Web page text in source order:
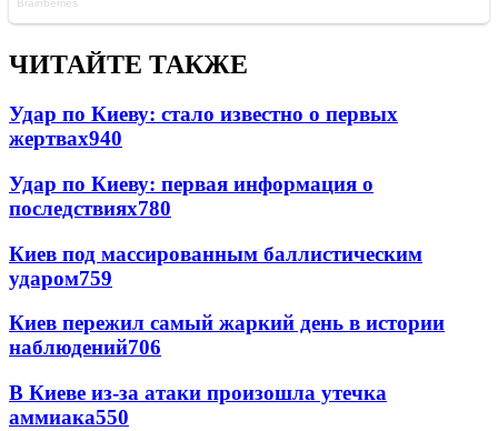
ЧИТАЙТЕ ТАКЖЕ
Удар по Киеву: стало известно о первых
жертвах940
Удар по Киеву: первая информация о
последствиях780
Киев под массированным баллистическим
ударом759
Киев пережил самый жаркий день в истории
наблюдений706
В Киеве из-за атаки произошла утечка
аммиака550